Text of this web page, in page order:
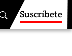
Suscríbete